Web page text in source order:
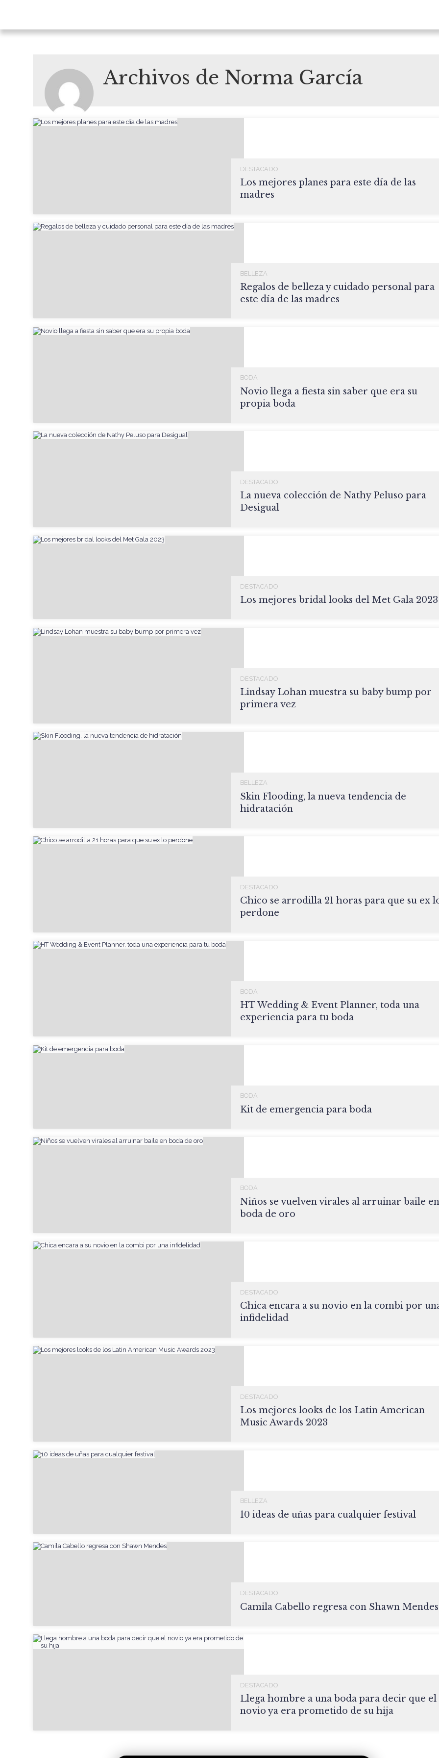
Archivos de Norma García
DESTACADO
Los mejores planes para este día de las
madres
BELLEZA
Regalos de belleza y cuidado personal para
este día de las madres
BODA
Novio llega a fiesta sin saber que era su
propia boda
DESTACADO
La nueva colección de Nathy Peluso para
Desigual
DESTACADO
Los mejores bridal looks del Met Gala 2023
DESTACADO
Lindsay Lohan muestra su baby bump por
primera vez
BELLEZA
Skin Flooding, la nueva tendencia de
hidratación
DESTACADO
Chico se arrodilla 21 horas para que su ex
perdone
BODA
HT Wedding & Event Planner, toda una
experiencia para tu boda
BODA
Kit de emergencia para boda
BODA
Niños se vuelven virales al arruinar baile
boda de oro
DESTACADO
Chica encara a su novio en la combi por
infidelidad
DESTACADO
Los mejores looks de los Latin American
Music Awards 2023
BELLEZA
10 ideas de uñas para cualquier festival
DESTACADO
Camila Cabello regresa con Shawn Mendes
DESTACADO
Llega hombre a una boda para decir que el
novio ya era prometido de su hija